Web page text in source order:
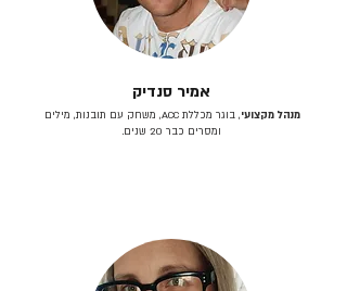
אמיר סנדיק
מנהל מקצועי
, בוגר מכללת ACC, משחק עם תובנות, מילים
ומסרים כבר 20 שנים.